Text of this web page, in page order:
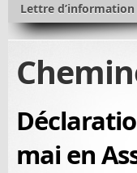
Lettre d’information
mai en